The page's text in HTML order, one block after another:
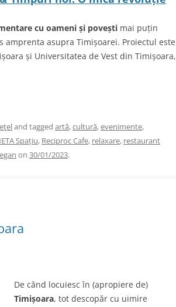
cu oameni și povești mai puțin
amprenta asupra Timișoarei. Proiectul este
și Universitatea de Vest din Timișoara,
and tagged artă,cultură,evenimente,
Spațiu, Reciproc Cafe, relaxare, restaurant
on 30/01/2023.
De când locuiesc în (apropiere de)
Timișoara, tot descopăr cu uimire